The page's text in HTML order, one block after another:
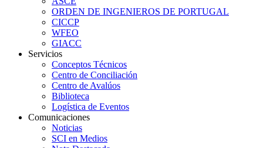
ORDEN DE INGENIEROS DE PORTUGAL
CICCP
WFEO
GIACC
Servicios
Conceptos Técnicos
Centro de Conciliación
Centro de Avalúos
Biblioteca
Logística de Eventos
Comunicaciones
Noticias
SCI en Medios